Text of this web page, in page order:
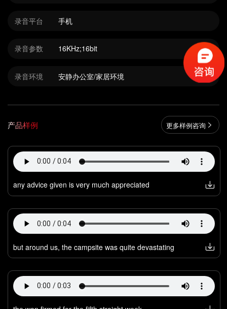
录音平台 手机
录音参数 16KHz;16bit
录音环境 安静办公室/家居环境
产品样例 更多样例咨询
any advice given is very much appreciated
but around us, the campsite was quite devastating